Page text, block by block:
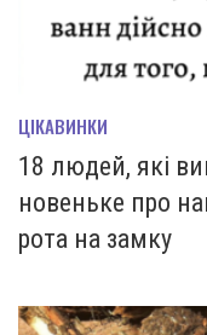
ЦІКАВИНКИ
18 людей, які
новеньке про
рота на замку